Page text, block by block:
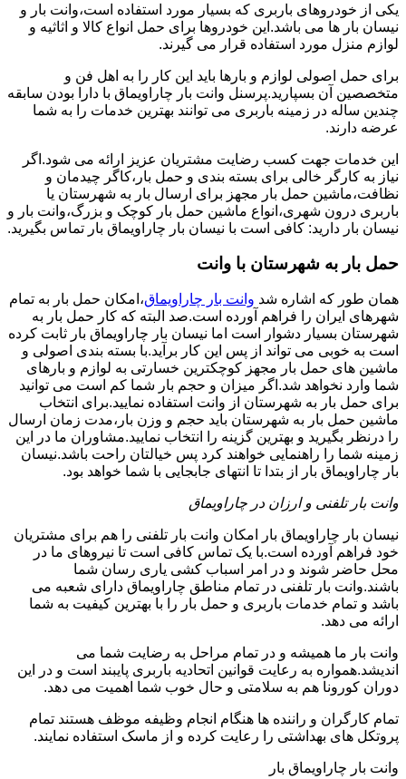
یکی از خودروهای باربری که بسیار مورد استفاده است،وانت بار و
نیسان بار ها می باشد.این خودروها برای حمل انواع کالا و اثاثیه و
لوازم منزل مورد استفاده قرار می گیرند.
برای حمل اصولی لوازم و بارها باید این کار را به اهل فن و
متخصصین آن بسپارید.پرسنل وانت بار چاراویماق با دارا بودن سابقه
چندین ساله در زمینه باربری می توانند بهترین خدمات را به شما
عرضه دارند.
این خدمات جهت کسب رضایت مشتریان عزیز ارائه می شود.اگر
نیاز به کارگر خالی برای بسته بندی و حمل بار،کاگر چیدمان و
نظافت،ماشین حمل بار مجهز برای ارسال بار به شهرستان یا
باربری درون شهری،انواع ماشین حمل بار کوچک و بزرگ،وانت بار و
نیسان بار دارید: کافی است با نیسان بار چاراویماق بار تماس بگیرید.
حمل بار به شهرستان با وانت
همان طور که اشاره شد وانت بار چاراویماق،امکان حمل بار به تمام
شهرهای ایران را فراهم آورده است.صد البته که کار حمل بار به
شهرستان بسیار دشوار است اما نیسان بار چاراویماق بار ثابت کرده
است به خوبی می تواند از پس این کار برآید.با بسته بندی اصولی و
ماشین های حمل بار مجهز کوچکترین خسارتی به لوازم و بارهای
شما وارد نخواهد شد.اگر میزان و حجم بار شما کم است می توانید
برای حمل بار به شهرستان از وانت استفاده نمایید.برای انتخاب
ماشین حمل بار به شهرستان باید حجم و وزن بار،مدت زمان ارسال
را درنظر بگیرید و بهترین گزینه را انتخاب نمایید.مشاوران ما در این
زمینه شما را راهنمایی خواهند کرد پس خیالتان راحت باشد.نیسان
بار چاراویماق بار از بتدا تا انتهای جابجایی با شما خواهد بود.
وانت بار تلفنی و ارزان در چاراویماق
نیسان بار چاراویماق بار امکان وانت بار تلفنی را هم برای مشتریان
خود فراهم آورده است.با یک تماس کافی است تا نیروهای ما در
محل حاضر شوند و در امر اسباب کشی یاری رسان شما
باشند.وانت بار تلفنی در تمام مناطق چاراویماق دارای شعبه می
باشد و تمام خدمات باربری و حمل بار را با بهترین کیفیت به شما
ارائه می دهد.
وانت بار ما همیشه و در تمام مراحل به رضایت شما می
اندیشد.همواره به رعایت قوانین اتحادیه باربری پایبند است و در این
دوران کورونا هم به سلامتی و حال خوب شما اهمیت می دهد.
تمام کارگران و راننده ها هنگام انجام وظیفه موظف هستند تمام
پروتکل های بهداشتی را رعایت کرده و از ماسک استفاده نمایند.
وانت بار چاراویماق بار